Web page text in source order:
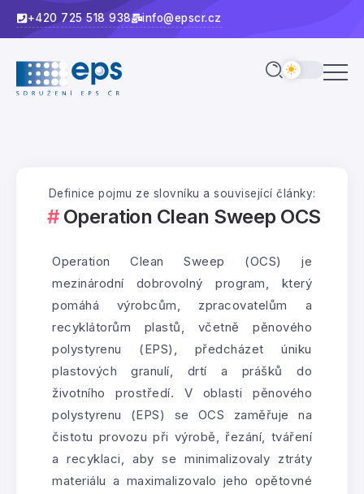
+420 725 518 938 info@epscr.cz
Definice pojmu ze slovníku a související články:
Operation Clean Sweep OCS
Operation Clean Sweep (OCS) je
mezinárodní dobrovolný program, který
pomáhá výrobcům, zpracovatelům a
recyklátorům plastů, včetně pěnového
polystyrenu (EPS), předcházet úniku
plastových granulí, drtí a prášků do
životního prostředí. V oblasti pěnového
polystyrenu (EPS) se OCS zaměřuje na
čistotu provozu při výrobě, řezání, tváření
a recyklaci, aby se minimalizovaly ztráty
materiálu a maximalizovalo jeho opětovné